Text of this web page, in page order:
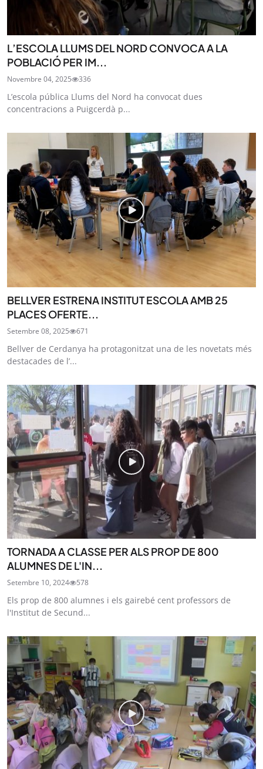
L’ESCOLA LLUMS DEL NORD CONVOCA A LA
POBLACIÓ PER IM...
Novembre 04, 2025 336
L’escola pública Llums del Nord ha convocat dues
concentracions a Puigcerdà p...
BELLVER ESTRENA INSTITUT ESCOLA AMB 25
PLACES OFERTE...
Setembre 08, 2025 671
Bellver de Cerdanya ha protagonitzat una de les novetats més
destacades de l’...
TORNADA A CLASSE PER ALS PROP DE 800
ALUMNES DE L'IN...
Setembre 10, 2024 578
Els prop de 800 alumnes i els gairebé cent professors de
l'Institut de Secund...